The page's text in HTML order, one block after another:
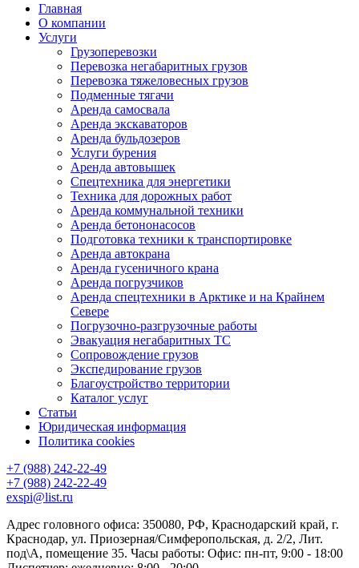
Главная
О компании
Услуги
Грузоперевозки
Перевозка негабаритных грузов
Перевозка тяжеловесных грузов
Подменные тягачи
Аренда самосвала
Аренда экскаваторов
Аренда бульдозеров
Услуги бурения
Аренда автовышек
Спецтехника для энергетики
Техника для дорожных работ
Аренда коммунальной техники
Аренда бетононасосов
Подготовка техники к транспортировке
Аренда автокрана
Аренда гусеничного крана
Аренда погрузчиков
Аренда спецтехники в Арктике и на Крайнем
Севере
Погрузочно-разгрузочные работы
Эвакуация негабаритных ТС
Сопровождение грузов
Экспедирование грузов
Благоустройство территории
Каталог услуг
Статьи
Юридическая информация
Политика cookies
+7 (988) 242-22-49
+7 (988) 242-22-49
exspi@list.ru
Адрес головного офиса: 350080, РФ, Краснодарский край, г.
Краснодар, ул. Приозерная/Симферопольская, д. 2/2, Лит.
под\А, помещение 35. Часы работы: Офис: пн-пт, 9:00 - 18:00